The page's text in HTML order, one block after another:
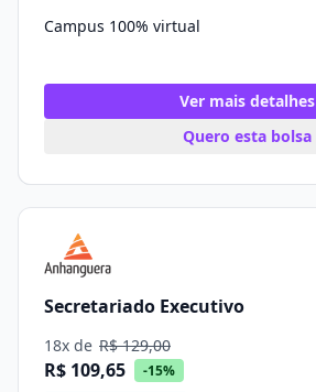
Campus 100% virtual
Ver mais detalhes
Quero esta bolsa
Secretariado Executivo
18x de R$ 129,00
R$ 109,65 -15%